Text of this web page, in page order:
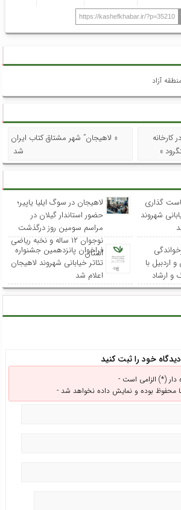
https://kashefkhabar.ir/?p=35210
آزاد
کارخانه
»
« لاهیجان” شهر مشتاق کتاب ایران
شد
گذاری
شهروند
لاهیجان در سوگ ایلیا یاپیر؛
حضور استاندار گیلان در
مراسم سومین روز درگذشت
نوجوان ۱۲ ساله و نخبه ریاضی
استان
اردبیل با
و ارشاد
فراخوان پانزدهمین جشنواره
تئاتر خیابانی شهروند لاهیجان
اعلام شد
خود را ثبت کنید
دار (*) الزامی است -
محفوظ بوده و نمایش داده نخواهد شد -